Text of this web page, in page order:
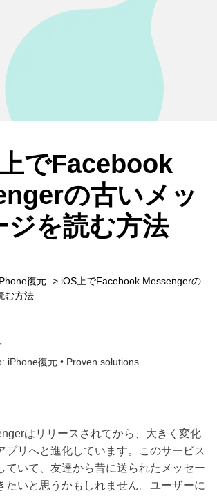
でFacebook
の古いメッ
ジを読む方法
復元 > iOS上でFacebook Messengerの
む方法
iPhone復元 • Proven solutions
はリリースされてから、大きく変化
プリへと進化しています。このサービス
ていて、友達から昔に送られたメッセー
たいと思うかもしれません。ユーザーに